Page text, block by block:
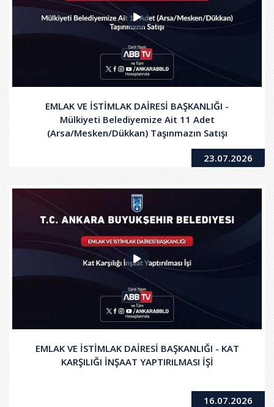
EMLAK VE İSTİMLAK DAİRESİ BAŞKANLIĞI -
Mülkiyeti Belediyemize Ait 11 Adet
(Arsa/Mesken/Dükkan) Taşınmazın Satışı
23.07.2026
EMLAK VE İSTİMLAK DAİRESİ BAŞKANLIĞI - KAT
KARŞILIĞI İNŞAAT YAPTIRILMASI İŞİ
16.07.2026